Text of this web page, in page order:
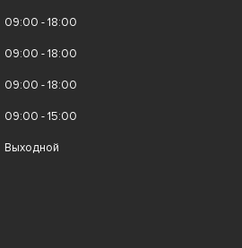
09:00 - 18:00
09:00 - 18:00
09:00 - 18:00
09:00 - 15:00
Выходной